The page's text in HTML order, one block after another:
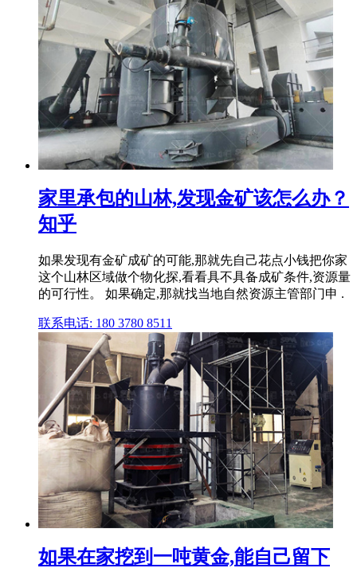
家里承包的山林,发现金矿该怎么办？
知乎
如果发现有金矿成矿的可能,那就先自己花点小钱把你家
这个山林区域做个物化探,看看具不具备成矿条件,资源量
的可行性。 如果确定,那就找当地自然资源主管部门申 .
联系电话: 180 3780 8511
如果在家挖到一吨黄金,能自己留下